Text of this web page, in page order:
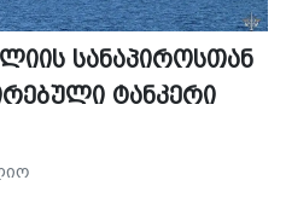
სანაპიროსთან
ტანკერი